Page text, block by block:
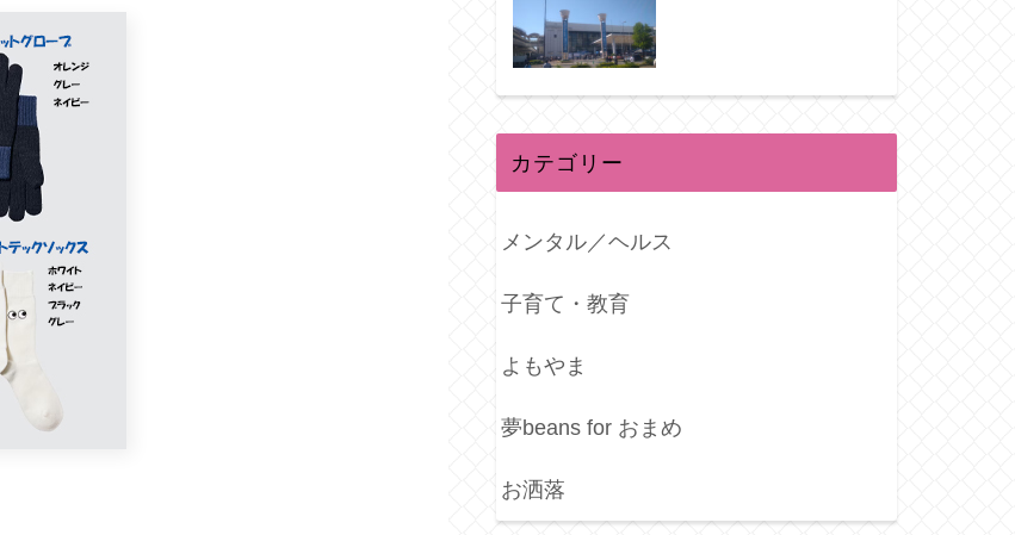
カテゴリー
メンタル／ヘルス
子育て・教育
よもやま
夢beans for おまめ
お洒落